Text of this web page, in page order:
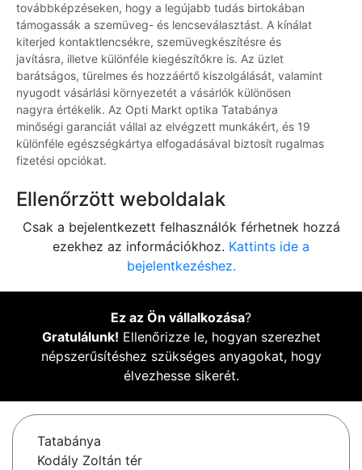
továbbképzéseken, hogy a legújabb tudás birtokában
támogassák a szemüveg- és lencseválasztást. A kínálat
kiterjed kontaktlencsékre, szemüvegkészítésre és
javításra, illetve különféle kiegészítőkre is. Az üzlet
barátságos, türelmes és hozzáértő kiszolgálását, valamint
nyugodt vásárlási környezetét a vásárlók különösen
nagyra értékelik. Az Opti Markt optika Tatabánya
minőségi garanciát vállal az elvégzett munkákért, és 19
különféle egészségkártya elfogadásával biztosít rugalmas
fizetési opciókat.
Ellenőrzött weboldalak
Csak a bejelentkezett felhasználók férhetnek hozzá
ezekhez az információkhoz. Kattints ide a
bejelentkezéshez.
Ez az Ön vállalkozása?
Gratulálunk! Ellenőrizze le, hogyan szerezhet
népszerűsítéshez szükséges anyagokat, hogy
élvezhesse sikerét.
Tatabánya
Kodály Zoltán tér